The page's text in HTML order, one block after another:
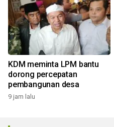
KDM meminta LPM bantu
dorong percepatan
pembangunan desa
9 jam lalu